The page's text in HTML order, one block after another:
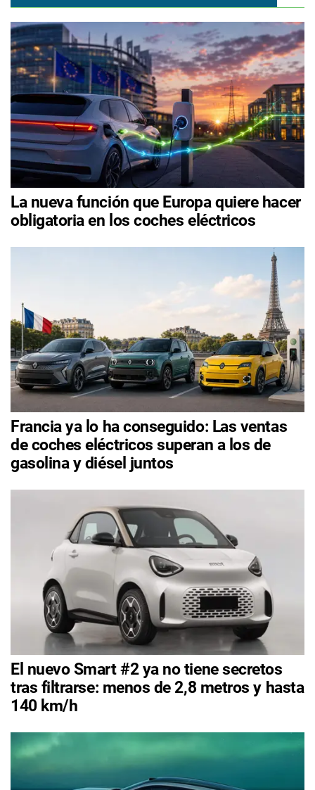
La nueva función que Europa quiere hacer
obligatoria en los coches eléctricos
Francia ya lo ha conseguido: Las ventas
de coches eléctricos superan a los de
gasolina y diésel juntos
El nuevo Smart #2 ya no tiene secretos
tras filtrarse: menos de 2,8 metros y hasta
140 km/h